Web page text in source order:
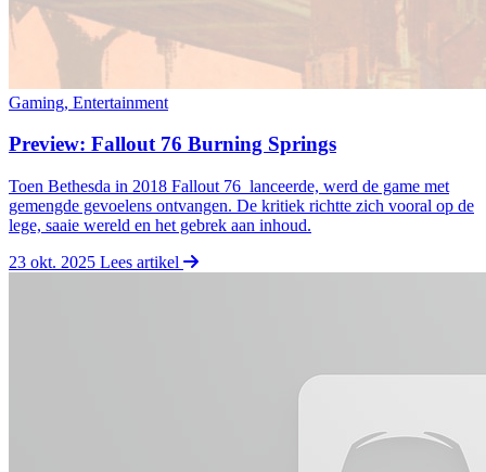
Gaming, Entertainment
Preview: Fallout 76 Burning Springs
Toen Bethesda in 2018 Fallout 76 lanceerde, werd de game met
gemengde gevoelens ontvangen. De kritiek richtte zich vooral op de
lege, saaie wereld en het gebrek aan inhoud.
23 okt. 2025 Lees artikel